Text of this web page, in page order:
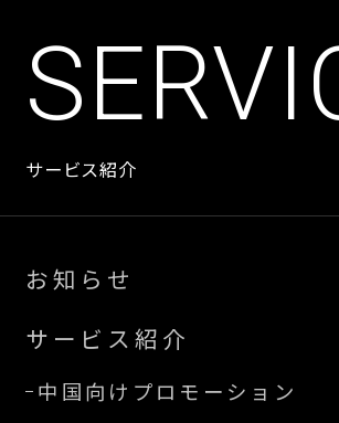
サービス紹介
Corporate account agency operation
中国向けSNS（RED
運用代行
For China / SNS management
中国向け/SNS
マネジメント
お知らせ
サービス紹介
中国向けプロモーション